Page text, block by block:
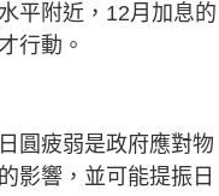
平附近，12月加息的
行動。
圓疲弱是政府應對物
影響，並可能提振日